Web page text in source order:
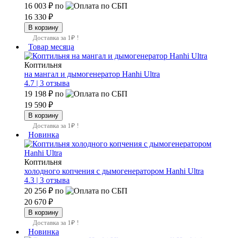
16 003 ₽ по
16 330 ₽
Доставка за 1₽ !
Товар месяца
Коптильня
на мангал и дымогенератор Hanhi Ultra
4.7 | 3 отзыва
19 198 ₽ по
19 590 ₽
Доставка за 1₽ !
Новинка
Коптильня
холодного копчения с дымогенератором Hanhi Ultra
4.3 | 3 отзыва
20 256 ₽ по
20 670 ₽
Доставка за 1₽ !
Новинка